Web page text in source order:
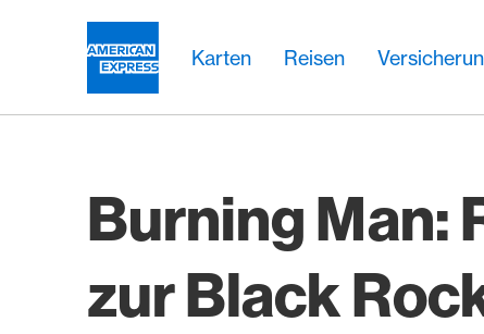
Karten Reisen
Burning Man:
zur Black